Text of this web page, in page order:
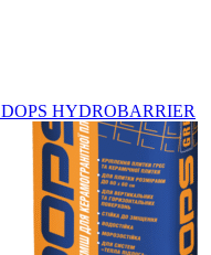
DOPS HYDROBARRIER